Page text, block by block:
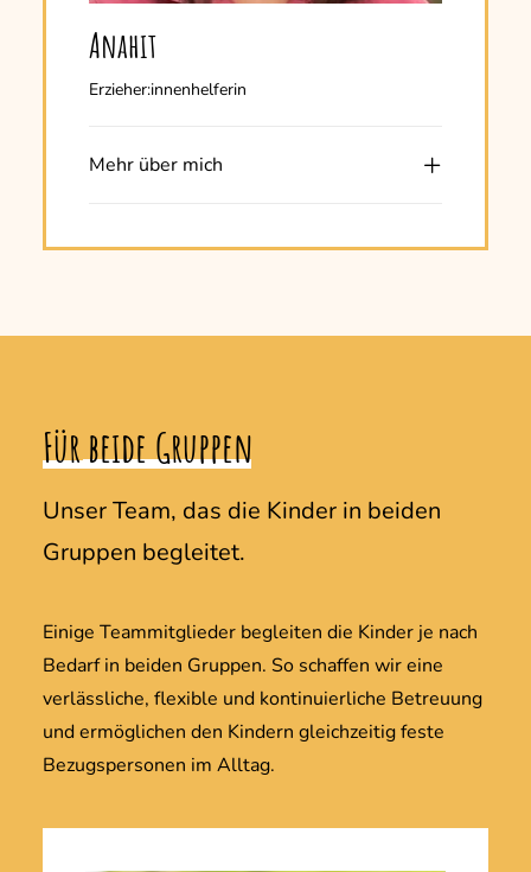
Anahit
Erzieher:innenhelferin
Mehr über mich
FürbeideGruppen
Unser Team, das die Kinder in beiden
Gruppen begleitet.
Einige Teammitglieder begleiten die Kinder je nach
Bedarf in beiden Gruppen. So schaffen wir eine
verlässliche, flexible und kontinuierliche Betreuung
und ermöglichen den Kindern gleichzeitig feste
Bezugspersonen im Alltag.